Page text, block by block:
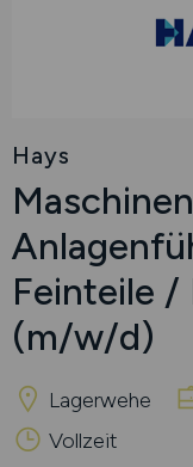
Hays
Feinteile /
(m/w/d)
Lagerwehe
Vollzeit